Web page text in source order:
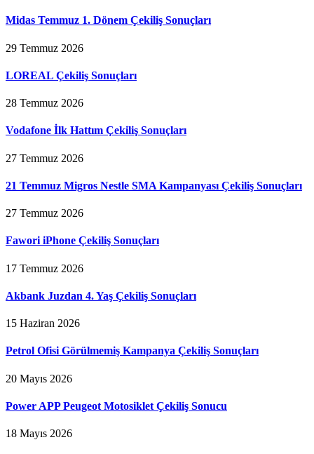
Midas Temmuz 1. Dönem Çekiliş Sonuçları
29 Temmuz 2026
LOREAL Çekiliş Sonuçları
28 Temmuz 2026
Vodafone İlk Hattım Çekiliş Sonuçları
27 Temmuz 2026
21 Temmuz Migros Nestle SMA Kampanyası Çekiliş Sonuçları
27 Temmuz 2026
Fawori iPhone Çekiliş Sonuçları
17 Temmuz 2026
Akbank Juzdan 4. Yaş Çekiliş Sonuçları
15 Haziran 2026
Petrol Ofisi Görülmemiş Kampanya Çekiliş Sonuçları
20 Mayıs 2026
Power APP Peugeot Motosiklet Çekiliş Sonucu
18 Mayıs 2026